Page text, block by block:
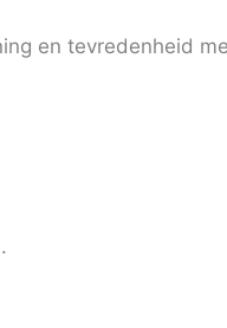
en tevredenheid